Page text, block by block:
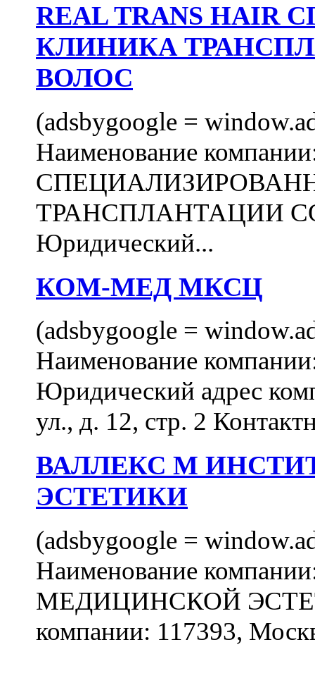
REAL TRANS
КЛИНИКА
ВОЛОС
(adsbygoogle =
Наименование
ТРАНСПЛАНТАЦИИ
Юридический...
КОМ-МЕД МКСЦ
(adsbygoogle =
Наименование
Юридический адрес
ул., д. 12, стр. 2
ВАЛЛЕКС М
ЭСТЕТИКИ
(adsbygoogle =
Наименование
МЕДИЦИНСКОЙ
компании: 117393,